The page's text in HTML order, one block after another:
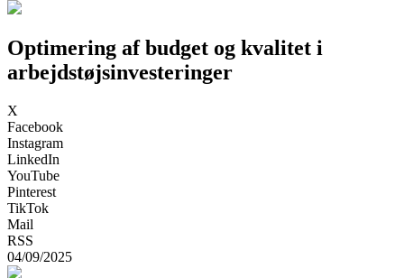
Optimering af budget og kvalitet i
arbejdstøjsinvesteringer
X
Facebook
Instagram
LinkedIn
YouTube
Pinterest
TikTok
Mail
RSS
04/09/2025